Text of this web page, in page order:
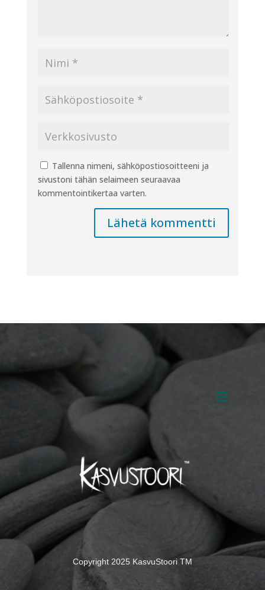
Tallenna nimeni, sähköpostiosoitteeni ja
sivustoni tähän selaimeen seuraavaa
kommentointikertaa varten.
Lähetä kommentti
Copyright 2025 KasvuStoori TM